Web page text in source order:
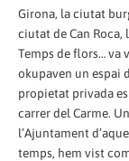
Girona, la ciutat
ciutat de Can Roca,
Temps de flors… va
okupaven un espai
propietat privada
carrer del Carme.
l’Ajuntament
temps, hem vist